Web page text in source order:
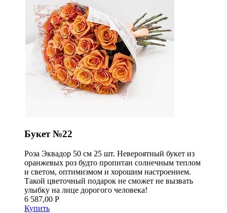
Букет №22
Роза Эквадор 50 см 25 шт. Невероятный букет из
оранжевых роз будто пропитан солнечным теплом
и светом, оптимизмом и хорошим настроением.
Такой цветочный подарок не сможет не вызвать
улыбку на лице дорогого человека!
6 587,00 Р
Купить